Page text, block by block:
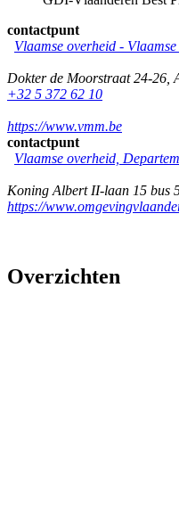
contactpunt
Vlaamse overheid -
Dokter de Moorstraat 24-26
+32 5 372 62 10
https://www.vmm.be
contactpunt
Vlaamse overheid,
Koning Albert II-laan 15 bus
https://
Overzichten